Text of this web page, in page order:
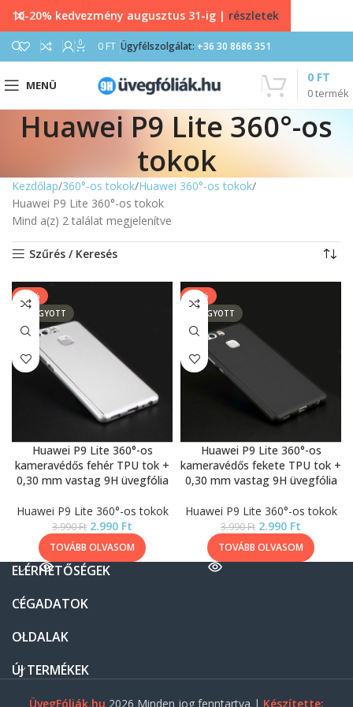
0 0 FT Ügyfélszolgálat: +36 30 8686 351
MENÜ
0termék
0 FT
Huawei P9 Lite 360°-os
tokok
Kezdőlap 360°-os tokok Huawei 360°-os tokok
Huawei P9 Lite 360°-os tokok
Mind a(z) 2 találat megjelenítve
Szűrés / Keresés
-25%
ELFOGYOTT
Huawei P9 Lite 360°-os
kameravédős fehér TPU tok +
0,30 mm vastag 9H üvegfólia
Huawei P9 Lite 360°-os tokok
3.990Ft 2.990 Ft
TOVÁBB OLVASOM
-25%
ELFOGYOTT
Huawei P9 Lite 360°-os
kameravédős fekete TPU tok +
0,30 mm vastag 9H üvegfólia
Huawei P9 Lite 360°-os tokok
3.990Ft 2.990 Ft
TOVÁBB OLVASOM
ELÉRHETŐSÉGEK
CÉGADATOK
OLDALAK
ÚJ TERMÉKEK
ÜvegFóliák.hu 2026 Minden jog fenntartva | Készítette:
10-20% kedvezmény augusztus 31-ig | részletek